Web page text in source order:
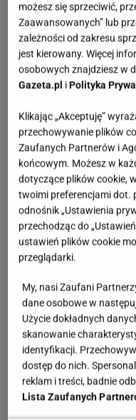
Turcja,
pakt
Bosak o
Absolutny
Wyniki
Zaorał
1/12Twoja koleżanka
Jeśli chcę ograniczyć
możesz się sprzeciwić,
Zaawansowanych” lub
zależności od zakresu
jest kierowany. Więcej
osobowych znajdziesz w
Gazeta.pl i Polityka
Klikając „Akceptuję”
przechowywanie plików
Zaufanych Partnerów i
końcowym. Możesz w
dotyczące plików cookie,
twoimi preferencjami dot.
odnośnik „Ustawienia
przechodząc do
ustawień plików cookie
przeglądarki.
My, nasi Zaufani
dane osobowe w
Użycie dokładnych
skanowanie
identyfikacji.
dostęp do nich.
reklam i treści, badnie
Lista Zaufanych